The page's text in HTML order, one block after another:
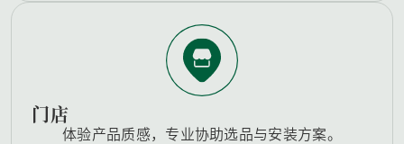
门店
体验产品质感，专业协助选品与安装方案。